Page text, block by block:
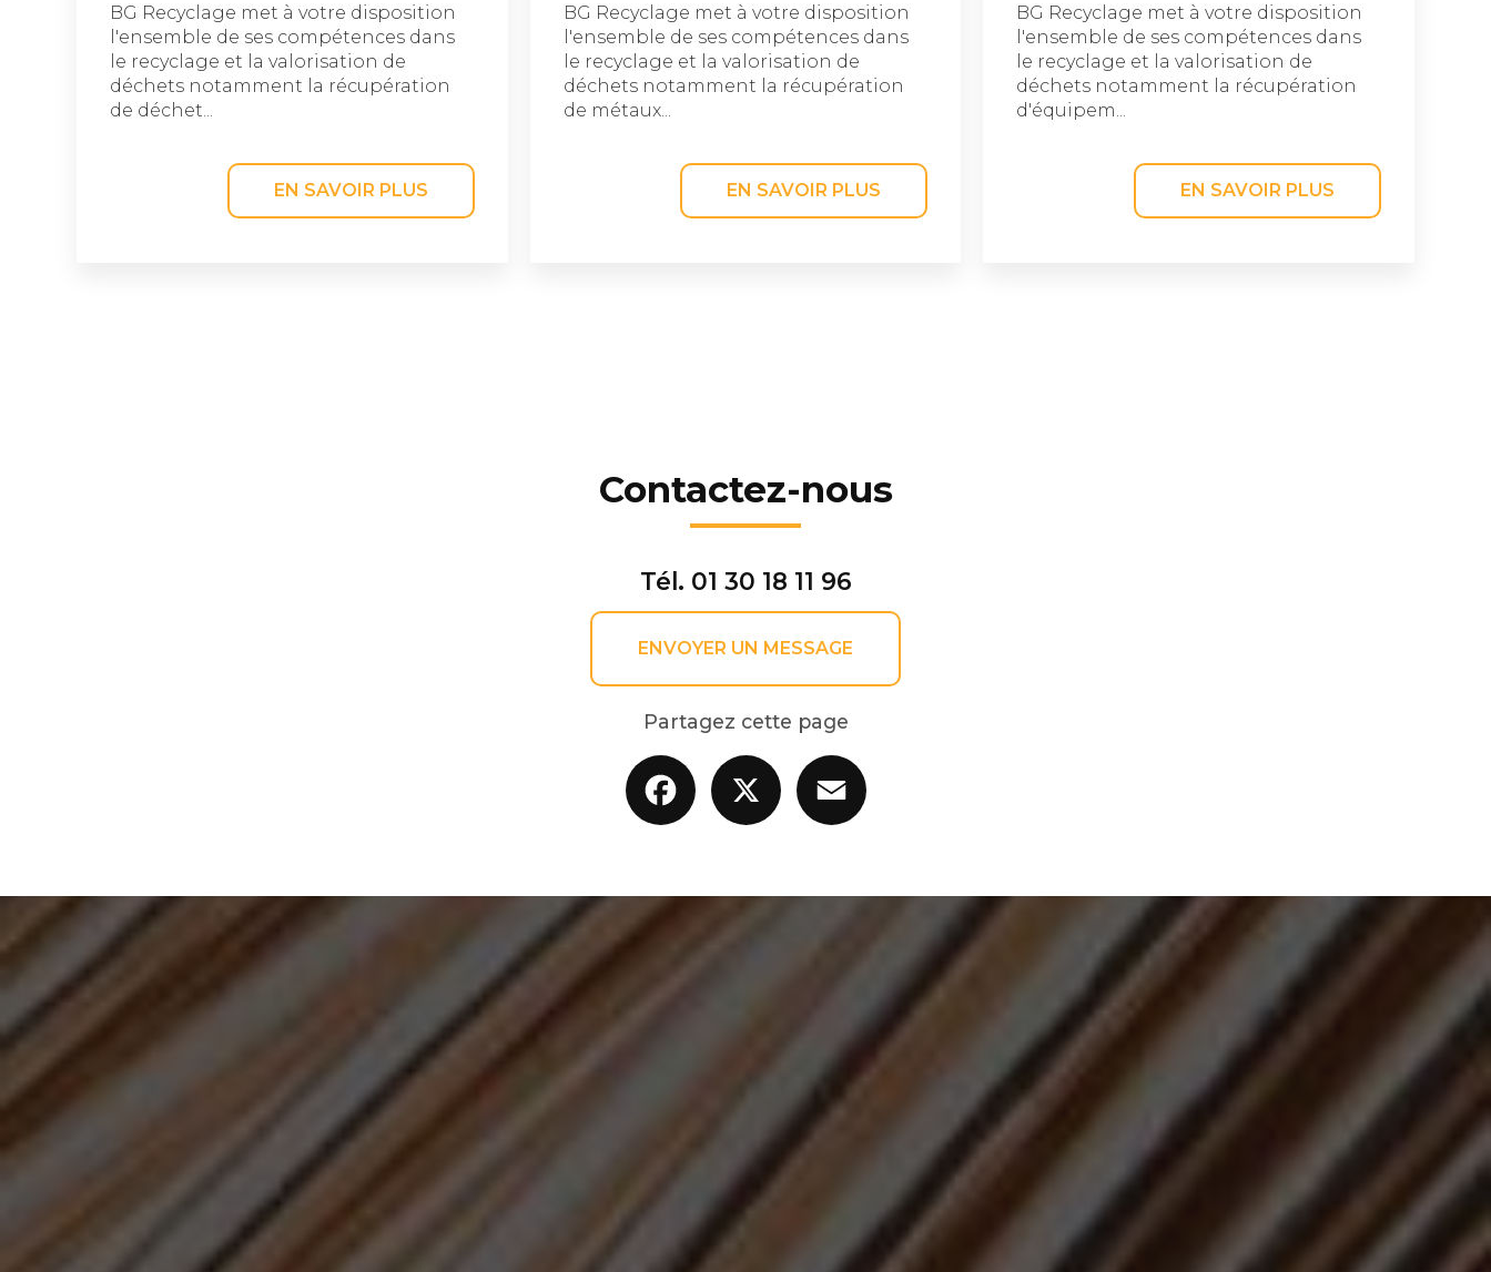
BG Recyclage met à votre disposition
l'ensemble de ses compétences dans
le recyclage et la valorisation de
déchets notamment la récupération
de déchet...
EN SAVOIR PLUS
BG Recyclage met à votre disposition
l'ensemble de ses compétences dans
le recyclage et la valorisation de
déchets notamment la récupération
de métaux...
EN SAVOIR PLUS
BG Recyclage met à votre disposition
l'ensemble de ses compétences dans
le recyclage et la valorisation de
déchets notamment la récupération
d'équipem...
EN SAVOIR PLUS
Contactez-nous
Tél. 01 30 18 11 96
ENVOYER UN MESSAGE
Partagez cette page
Facebook